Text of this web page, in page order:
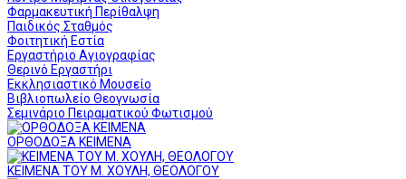
Φαρμακευτική Περίθαλψη
Παιδικός Σταθμός
Φοιτητική Εστία
Εργαστήριο Αγιογραφίας
Θερινό Εργαστήρι
Εκκλησιαστικό Μουσείο
Βιβλιοπωλείο Θεογνωσία
Σεμινάριο Πειραματικού Φωτισμού
ΟΡΘΟΔΟΞΑ ΚΕΙΜΕΝΑ
ΚΕΙΜΕΝΑ ΤΟΥ Μ. ΧΟΥΛΗ, ΘΕΟΛΟΓΟΥ